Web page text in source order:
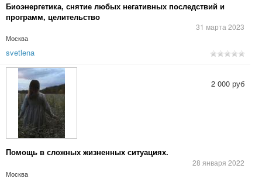
Биоэнергетика, снятие любых негативных последствий и
программ, целительство
31 марта 2023
Москва
svetlena
Помощь в сложных жизненных ситуациях.
28 января 2022
Москва
2 000 руб